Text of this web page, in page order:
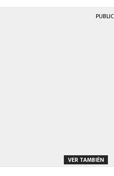
VER TAMBIÉN